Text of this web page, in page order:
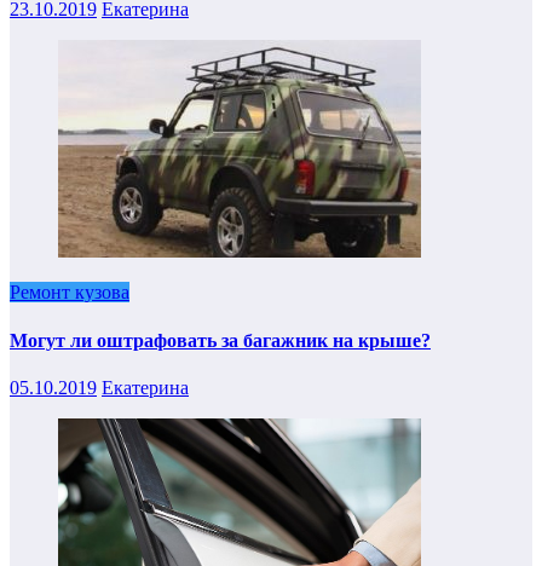
23.10.2019 Екатерина
Ремонт кузова
Могут ли оштрафовать за багажник на крыше?
05.10.2019 Екатерина